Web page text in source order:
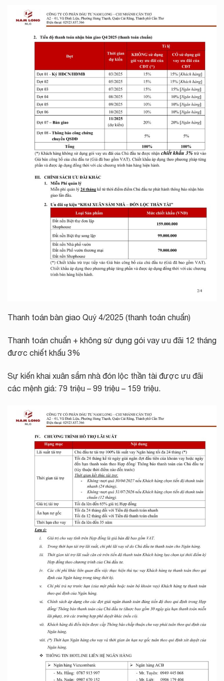
Thanh toán bàn giao Quý 4/2025 (thanh toán chuẩn)
Thanh toán chuẩn + không sử dụng gói vay ưu đãi 12 tháng
đươc chiết khấu 3%
Sự kiến khai xuân sắm nhà đón lộc thần tài được ưu đãi
các mệnh giá: 79 triệu – 99 triệu – 159 triệu.